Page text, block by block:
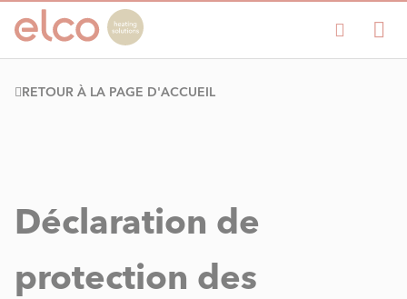
RETOUR À LA PAGE D'ACCUEIL
Déclaration de
protection des